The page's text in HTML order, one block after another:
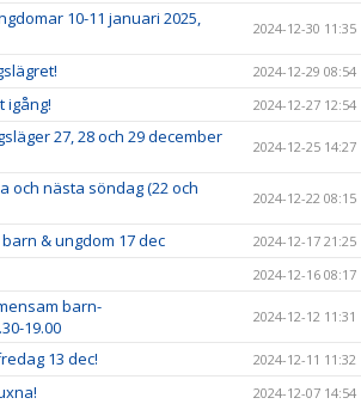
10-11 januari 2025,
2024-12-30 11:35
2024-12-29 08:54
igång! 2024-12-27 12:54
27, 28 och 29 december
2024-12-25 14:27
och nästa söndag (22 och
2024-12-22 08:15
& ungdom 17 dec 2024-12-17 21:25
2024-12-16 08:17
barn-
19.00
2024-12-12 11:31
13 dec! 2024-12-11 11:32
2024-12-07 14:54